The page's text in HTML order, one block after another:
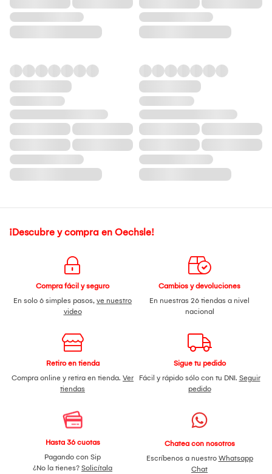
¡Descubre y compra en Oechsle!
Compra fácil y seguro
En solo 6 simples pasos, ve nuestro
video
Cambios y devoluciones
En nuestras 26 tiendas a nivel
nacional
Retiro en tienda
Compra online y retira en tienda. Ver
tiendas
Sigue tu pedido
Fácil y rápido sólo con tu DNI. Seguir
pedido
Hasta 36 cuotas
Pagando con Sip
¿No la tienes? Solicítala
Chatea con nosotros
Escríbenos a nuestro Whatsapp
Chat